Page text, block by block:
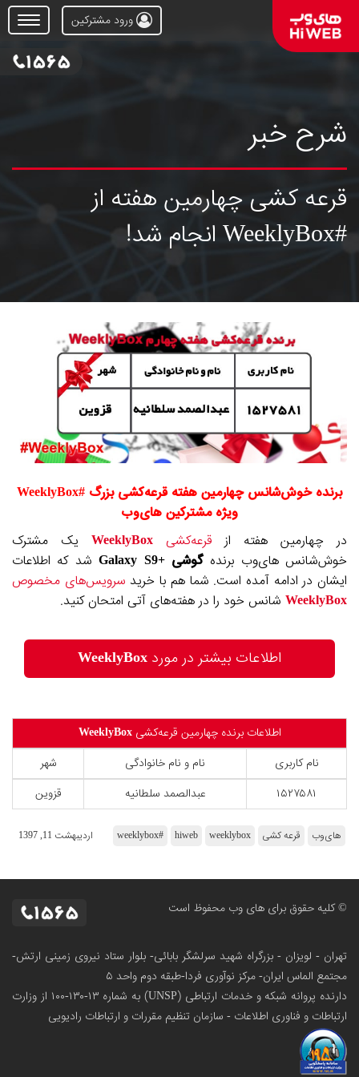
Open
Menu
ورود مشترکین
شرح خبر
قرعه کشی چهارمین هفته از
#WeeklyBox انجام شد!
برنده خوش‌شانس چهارمین هفته قرعه‌کشی بزرگ #WeeklyBox
ویژه مشترکین های‌وب
در چهارمین هفته از قرعه‌کشی WeeklyBox یک مشترک
خوش‌شانس های‌وب برندهگوشی +Galaxy S9
شد که اطلاعات
ایشان در ادامه آمده است. شما هم با خرید سرویس‌های مخصوص
WeeklyBox شانس خود را در هفته‌های آتی امتحان کنید.
اطلاعات بیشتر در مورد WeeklyBox
اطلاعات برنده چهارمین قرعه‌کشیWeeklyBox
نام کاربری
نام و نام خانوادگی
شهر
۱۵۲۷۵۸۱
عبدالصمد سلطانیه قزوین
های‌وب قرعه کشی weeklybox
hiweb
#weeklybox ارديبهشت 11, 1397
© کلیه حقوق برای های وب محفوظ است
تهران - لویزان - بزرگراه شهید سرلشگر بابائی- بلوار ستاد نیروی زمینی ارتش-
مجتمع الماس ایران- مرکز نوآوری فردا-طبقه دوم واحد ۵
دارنده پروانه شبکه و خدمات ارتباطی (UNSP) به شماره ۱۳-۱۳۰-۱۰۰
از وزارت
ارتباطات و فناوری اطلاعات - سازمان تنظیم مقررات و ارتباطات رادیویی